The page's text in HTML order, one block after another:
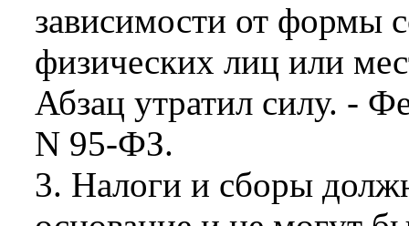
зависимости от формы
физических лиц или
Абзац утратил силу. -
N 95-ФЗ.
3. Налоги и сборы